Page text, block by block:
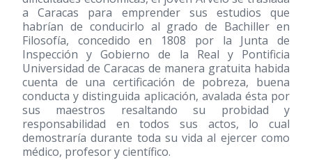
a Caracas para emprender sus estudios que
habrían de conducirlo al grado de Bachiller en
Filosofía, concedido en 1808 por la Junta de
Inspección y Gobierno de la Real y Pontificia
Universidad de Caracas de manera gratuita habida
cuenta de una certificación de pobreza, buena
conducta y distinguida aplicación, avalada ésta por
sus maestros resaltando su probidad y
responsabilidad en todos sus actos, lo cual
demostraría durante toda su vida al ejercer como
médico, profesor y científico.